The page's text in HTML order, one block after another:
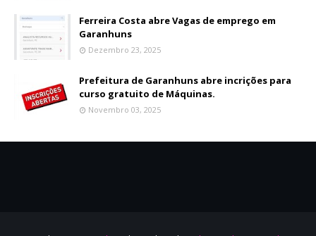
Ferreira Costa abre Vagas de emprego em
Garanhuns
Dezembro 23, 2025
Prefeitura de Garanhuns abre incrições para
curso gratuito de Máquinas.
Novembro 03, 2025